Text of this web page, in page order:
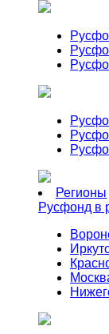
Регионы
Русфонд в